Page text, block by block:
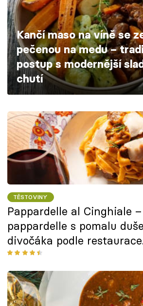
Škola vaření
Recepty z TV
Speciál: Cuketa
Těhotnej kuchař
Přihlášení
Kančí maso na víně se
pečenou na medu –
postup s modernější
chutí
TĚSTOVINY
Pappardelle al Cinghiale
pappardelle s pomalu
divočáka podle restaurace
Rossopomodoro